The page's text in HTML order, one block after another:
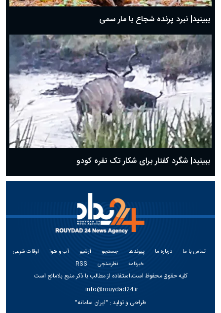
ببینید| نبرد پرنده شجاع با مار سمی
ببینید| شگرد کفتار برای شکار تک نفره کودو
تماس با ما درباره ما پیوندها جستجو آرشیو آب و هوا
اوقات شرعی
خبرنامه
نظرسنجی RSS
کلیه حقوق محفوظ است،استفاده از مطالب با ذکر منبع بلامانع است
info@rouydad24.ir
طراحی و تولید : "ایران سامانه"